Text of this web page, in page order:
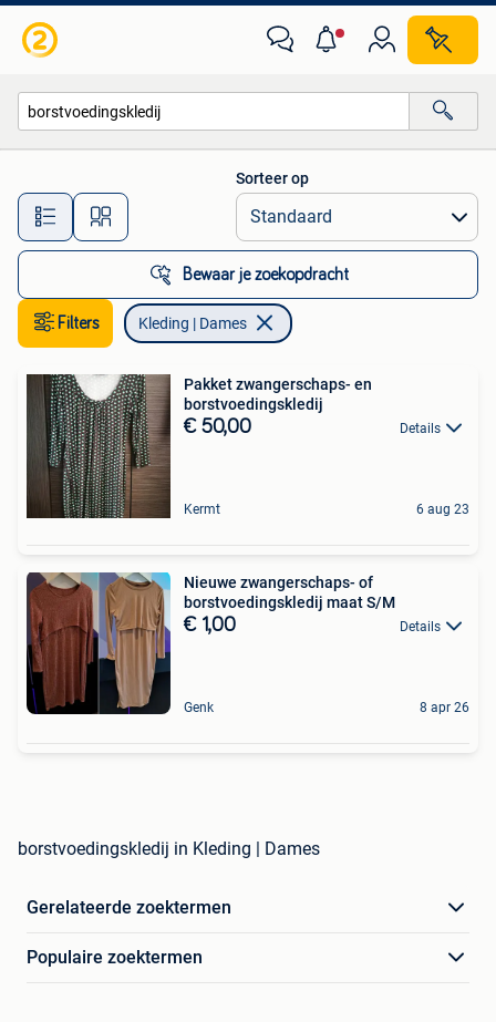
Alle afstanden…
Sorteer op
Bewaar je zoekopdracht
Filters Kleding | Dames
Pakket zwangerschaps- en
borstvoedingskledij
€ 50,00 Details
Kermt 6 aug 23
Nieuwe zwangerschaps- of
borstvoedingskledij maat S/M
€ 1,00 Details
Genk 8 apr 26
borstvoedingskledij in Kleding | Dames
Gerelateerde zoektermen
Populaire zoektermen